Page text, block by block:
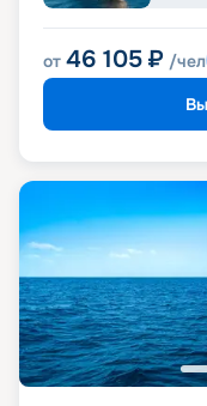
от 46 105 ₽ /чел